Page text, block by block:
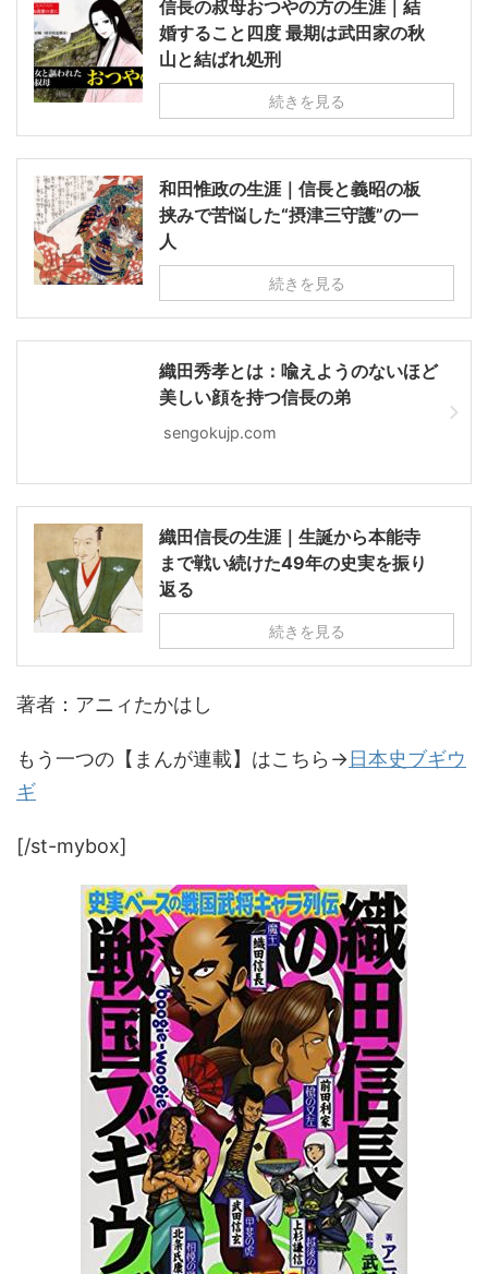
信長の叔母おつやの方の生涯｜結
婚すること四度 最期は武田家の秋
山と結ばれ処刑
続きを見る
和田惟政の生涯｜信長と義昭の板
挟みで苦悩した“摂津三守護”の一
人
続きを見る
織田秀孝とは：喩えようのないほど
美しい顔を持つ信長の弟
sengokujp.com
織田信長の生涯｜生誕から本能寺
まで戦い続けた49年の史実を振り
返る
続きを見る
著者：アニィたかはし
もう一つの【まんが連載】はこちら→日本史ブギウ
ギ
[/st-mybox]